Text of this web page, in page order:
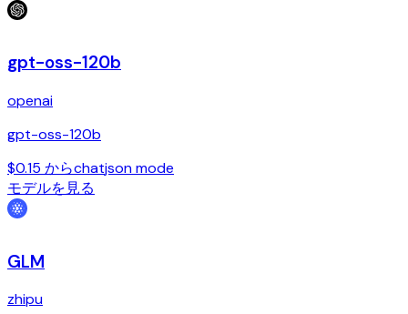
gpt-oss-120b
openai
gpt-oss-120b
$0.15 からchatjson mode
モデルを見る
GLM
zhipu